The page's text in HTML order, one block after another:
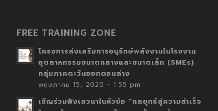
FREE TRAINING ZONE
โครงการส่งเสริมการอนุรักษ์พลังงานในโรงงาน
อุตสาหกรรมขนาดกลางและขนาดเล็ก (SMEs)
กลุ่มภาคตะวันออกตอนล่าง
พฤษภาคม 15, 2020 - 1:55 pm
เชิญร่วมฟังเสวนาในหัวข้อ “กลยุทธ์สู่ความสำเร็จ